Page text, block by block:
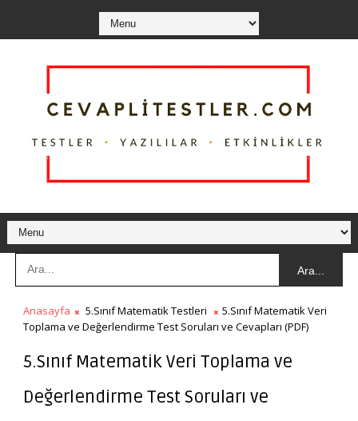
Ara...
Anasayfa 5.Sınıf Matematik Testleri
5.Sınıf Matematik Veri
Toplama ve Değerlendirme Test Soruları ve Cevapları (PDF)
5.Sınıf Matematik Veri Toplama ve
Değerlendirme Test Soruları ve